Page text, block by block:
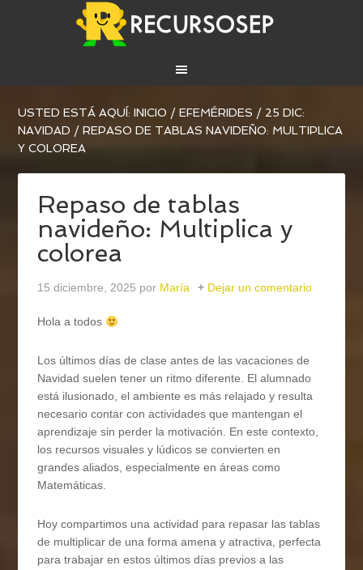
USTED ESTÁ AQUÍ:INICIO / EFEMÉRIDES / 25 DIC:
NAVIDAD / REPASO DE TABLAS NAVIDEÑO: MULTIPLICA
Y COLOREA
Repaso de tablas
navideño: Multiplica y
colorea
15 diciembre, 2025 por María Dejar un comentario
Hola a todos
Los últimos días de clase antes de las vacaciones de
Navidad suelen tener un ritmo diferente. El alumnado
está ilusionado, el ambiente es más relajado y resulta
necesario contar con actividades que mantengan el
aprendizaje sin perder la motivación. En este contexto,
los recursos visuales y lúdicos se convierten en
grandes aliados, especialmente en áreas como
Matemáticas.
Hoy compartimos una actividad para repasar las tablas
de multiplicar de una forma amena y atractiva, perfecta
para trabajar en estos últimos días previos a las